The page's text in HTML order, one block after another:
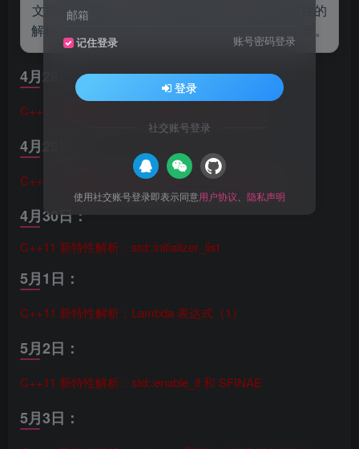
文章介绍了C++11、C++14及C++17中多个新特性的
解析，包括std::shared_timed_mutex、移动语义等。
4月28日：
C++14 新特性解析：std::shared_timed_mutex
4月29日：
C++11 新特性解析：移动语义（Move Semantics）
4月30日：
C++11 新特性解析：std::initializer_list
5月1日：
C++11 新特性解析：Lambda 表达式（1）
5月2日：
C++11 新特性解析：std::enable_if 和 SFINAE
5月3日：
邮箱
记住登录 账号密码登录
登录
社交账号登录
使用社交账号登录即表示同意用户协议 隐私声明